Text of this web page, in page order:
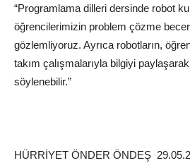
“Programlama dilleri dersinde robot
öğrencilerimizin problem çözme
gözlemliyoruz. Ayrıca robotların,
takım çalışmalarıyla bilgiyi
söylenebilir.”
HÜRRİYET ÖNDER ÖNDEŞ